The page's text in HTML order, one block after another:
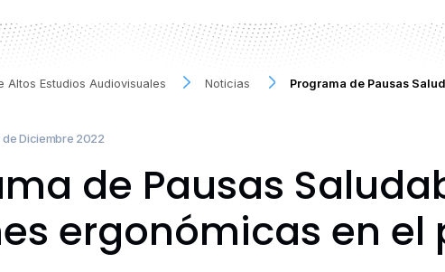
Altos Estudios Audiovisuales Noticias Programa de Pausas
de Diciembre 2022
de Pausas
ergonómicas en